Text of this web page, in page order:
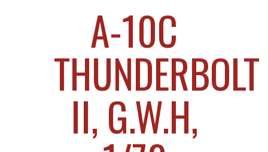
A-10C
THUNDERBOLT
II, G.W.H,